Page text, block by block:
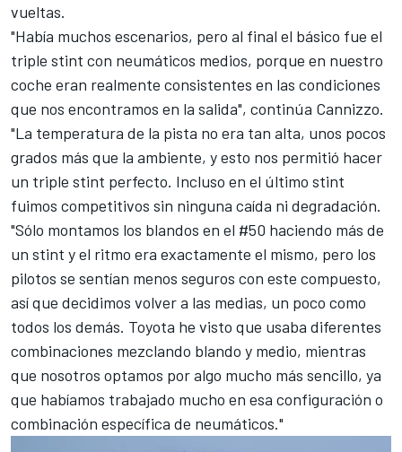
vueltas.
"Había muchos escenarios, pero al final el básico fue el
triple stint con neumáticos medios, porque en nuestro
coche eran realmente consistentes en las condiciones
que nos encontramos en la salida", continúa Cannizzo.
"La temperatura de la pista no era tan alta, unos pocos
grados más que la ambiente, y esto nos permitió hacer
un triple stint perfecto. Incluso en el último stint
fuimos competitivos sin ninguna caída ni degradación.
"Sólo montamos los blandos en el #50 haciendo más de
un stint y el ritmo era exactamente el mismo, pero los
pilotos se sentían menos seguros con este compuesto,
así que decidimos volver a las medias, un poco como
todos los demás. Toyota he visto que usaba diferentes
combinaciones mezclando blando y medio, mientras
que nosotros optamos por algo mucho más sencillo, ya
que habíamos trabajado mucho en esa configuración o
combinación específica de neumáticos."